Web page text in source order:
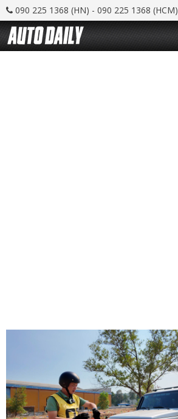
090 225 1368 (HN) - 090 225 1368 (HCM)